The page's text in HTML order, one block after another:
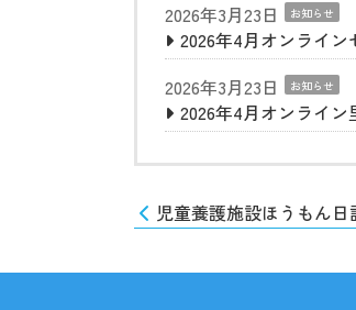
2026年3月23日
お知らせ
2026年4月オンライ
2026年3月23日
お知らせ
2026年4月オンライ
児童養護施設ほうもん日